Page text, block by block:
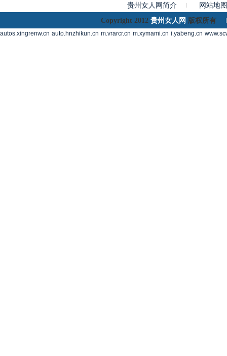
贵州女人网简介 网站地图
Copyright 2012 贵州女人网 版权所有
autos.xingrenw.cn auto.hnzhikun.cn m.vrarcr.cn m.xymami.cn i.yabeng.cn